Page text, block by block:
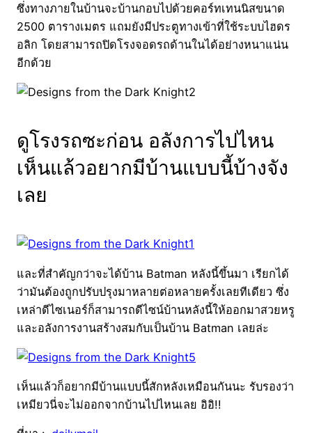
ซึ่งทางภายในบ้านจะบ้านกอบไปด้วยคอร์ทเทนนิสขนาด
2500 ตารางเมตร แถมยังมีประตูทางเข้าที่ใช้ระบบไฮดร
อลิก โดยสามารถปิดโรงจอดรถด้านในได้อย่างหนาแน่น
อีกด้วย
ดูโรงรถซะก่อน อลังการไปไหน
เห็นแล้วอยากมีบ้านแบบนี้บ้างจัง
เลย
และที่สำคัญกว่าจะได้บ้าน Batman หลังนี้ขึ้นมา เรียกได้
ว่ามันต้องถูกปรับปรุงมาหลายต่อหลายครั้งเลยทีเดียว ซึ่ง
เหล่าดีไซเนอร์ก็สามารถดีไซน์บ้านหลังนี้ให้ออกมาสวยหรู
และอลังการงานสร้างสมกับเป็นบ้าน Batman เลยล่ะ
เห็นแล้วก็อยากมีบ้านแบบนี้สักหลังเหมือนกันนะ รับรองว่า
เหมียวนี่จะไม่ออกจากบ้านไปไหนเลย อิอิ!!